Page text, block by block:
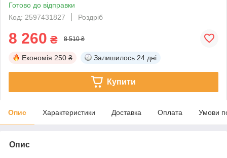
Готово до відправки
Код: 2597431827
Роздріб
8 260 ₴ 8 510 ₴
Економія 250 ₴ Залишилось 24 дні
Купити
Опис Характеристики Доставка Оплата Умови
Опис